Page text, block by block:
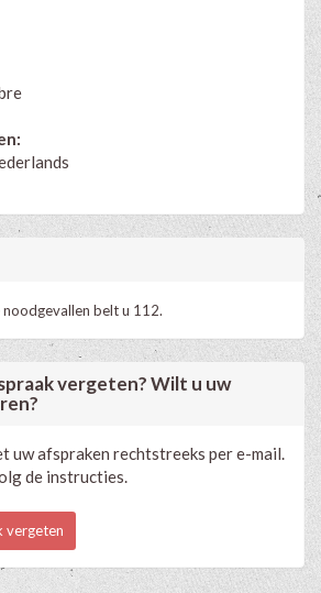
belt u 112.
vergeten? Wilt u uw
uw afspraken rechtstreeks per e-mail.
de instructies.
vergeten